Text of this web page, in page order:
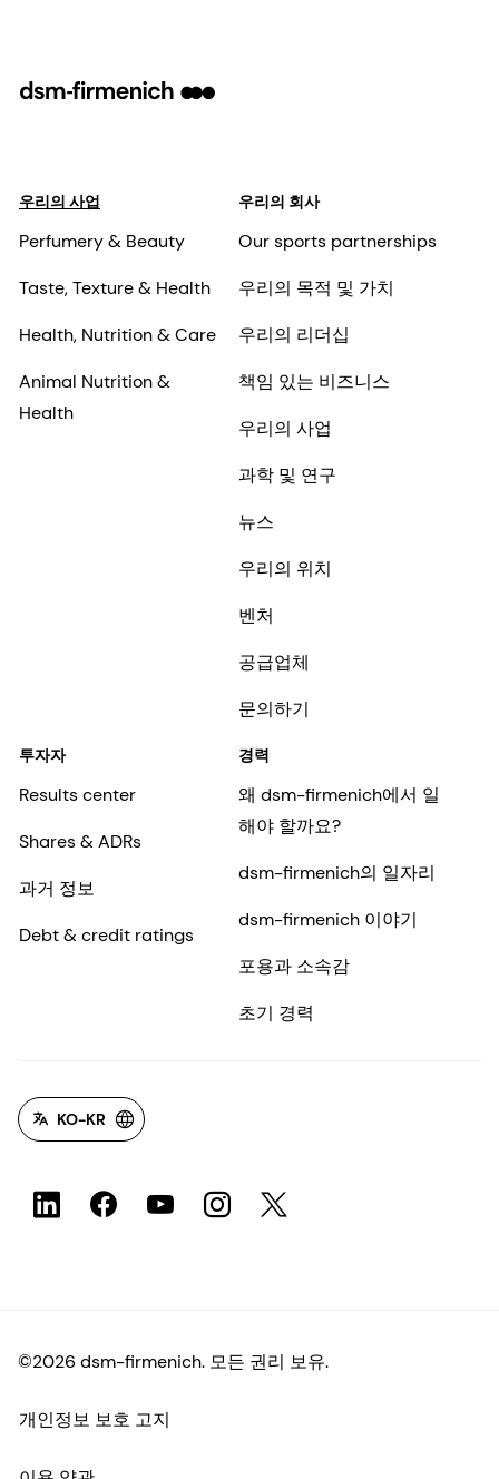
우리의 사업
Perfumery & Beauty
Taste, Texture & Health
Health, Nutrition & Care
Animal Nutrition &
Health
우리의 회사
Our sports partnerships
우리의 목적 및 가치
우리의 리더십
책임 있는 비즈니스
우리의 사업
과학 및 연구
뉴스
우리의 위치
벤처
공급업체
문의하기
투자자
Results center
Shares & ADRs
과거 정보
Debt & credit ratings
경력
왜 dsm-firmenich에서 일
해야 할까요?
dsm-firmenich의 일자리
dsm-firmenich 이야기
포용과 소속감
초기 경력
KO-KR
©2026 dsm-firmenich. 모든 권리 보유.
개인정보 보호 고지